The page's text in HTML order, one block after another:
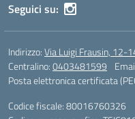
Seguici su:
Indirizzo:Via Luigi Frausin, 12-
Centralino:0403481599
Posta elettronica certificata
Codice fiscale: 80016760326